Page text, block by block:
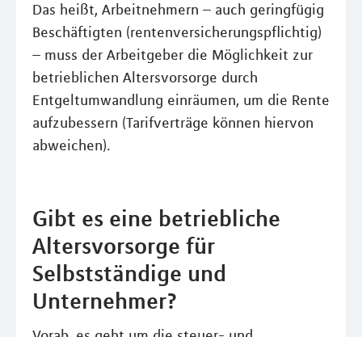
Das heißt, Arbeitnehmern – auch geringfügig
Beschäftigten (rentenversicherungspflichtig)
– muss der Arbeitgeber die Möglichkeit zur
betrieblichen Altersvorsorge durch
Entgeltumwandlung einräumen, um die Rente
aufzubessern (Tarifverträge können hiervon
abweichen).
Gibt es eine betriebliche
Altersvorsorge für
Selbstständige und
Unternehmer?